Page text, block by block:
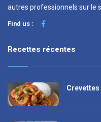
autres professionnels sur le
Find us :
Recettes récentes
Crevettes